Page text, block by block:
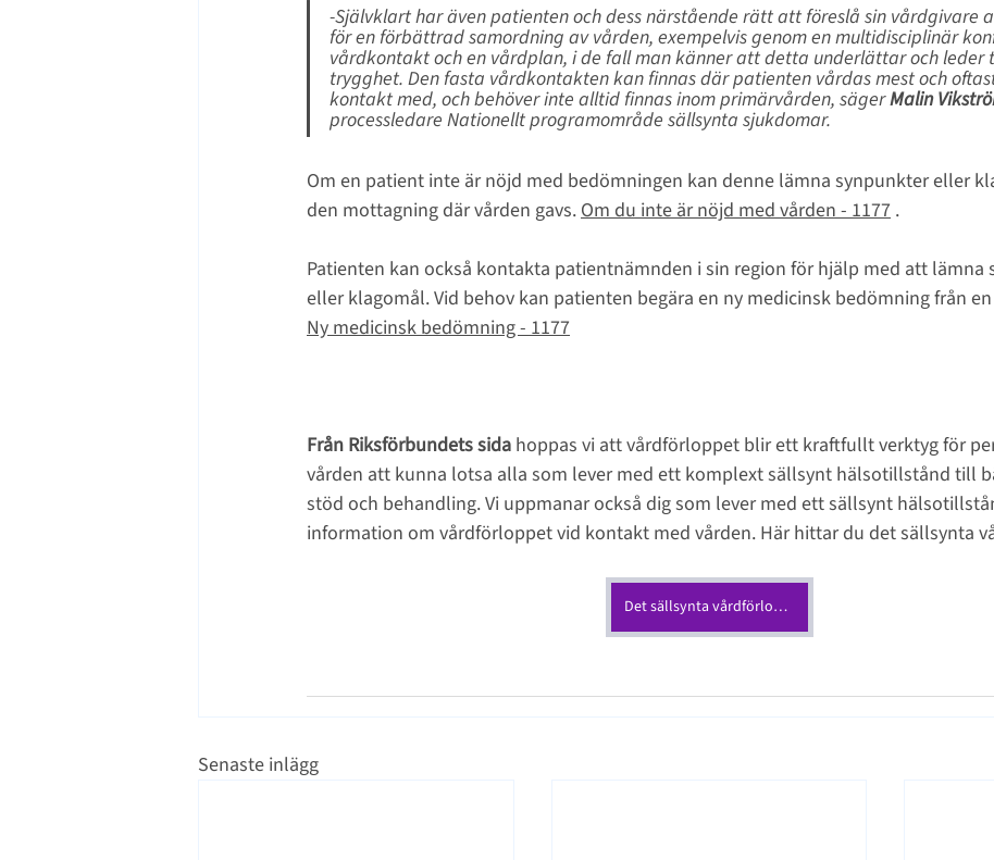
-Självklart har även patienten och dess närstående rätt att föreslå sin vårdgivare
för en förbättrad samordning av vården, exempelvis genom en multidisciplinär
vårdkontakt och en vårdplan, i de fall man känner att detta underlättar och leder
trygghet. Den fasta vårdkontakten kan finnas där patienten vårdas mest och
kontakt med, och behöver inte alltid finnas inom primärvården, säger Malin
processledare Nationellt programområde sällsynta sjukdomar.
Om en patient inte är nöjd med bedömningen kan denne lämna synpunkter eller
den mottagning där vården gavs. Om du inte är nöjd med vården - 1177 .
Patienten kan också kontakta patientnämnden i sin region för hjälp med att lämna
eller klagomål. Vid behov kan patienten begära en ny medicinsk bedömning från
Ny medicinsk bedömning - 1177
Från Riksförbundets sida hoppas vi att vårdförloppet blir ett kraftfullt verktyg för
vården att kunna lotsa alla som lever med ett komplext sällsynt hälsotillstånd till
stöd och behandling. Vi uppmanar också dig som lever med ett sällsynt
information om vårdförloppet vid kontakt med vården. Här hittar du det sällsynta
Det sällsynta vårdförloppet
Senaste inlägg